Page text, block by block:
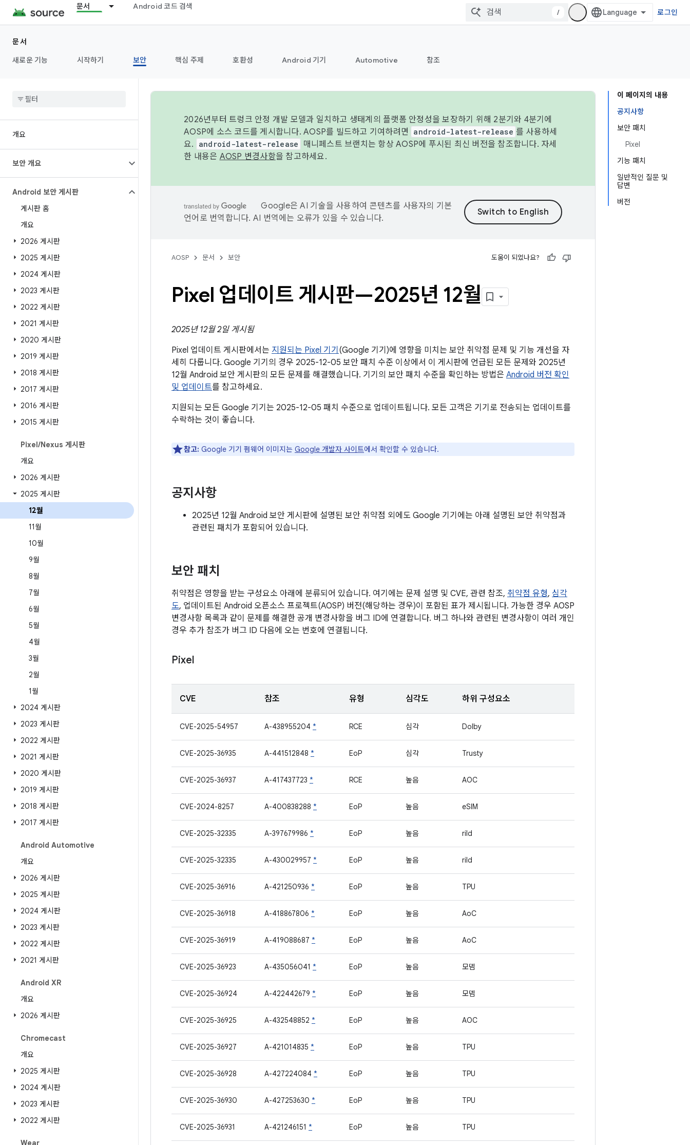
문서 Android 코드 검색
/ 로그인
문서
새로운 기능
시작하기 보안 핵심 주제 호환성 Android 기기 Automotive 참조
개요
보안 개요
Android 보안 게시판
게시판 홈
개요
2026 게시판
2025 게시판
2024 게시판
2023 게시판
2022 게시판
2021 게시판
2020 게시판
2019 게시판
2018 게시판
2017 게시판
2016 게시판
2015 게시판
Pixel/Nexus 게시판
개요
2026 게시판
2025 게시판
12월
11월
10월
9월
8월
7월
6월
5월
4월
3월
2월
1월
2024 게시판
2023 게시판
2022 게시판
2021 게시판
2020 게시판
2019 게시판
2018 게시판
2017 게시판
Android Automotive
개요
2026 게시판
2025 게시판
2024 게시판
2023 게시판
2022 게시판
2021 게시판
Android XR
개요
2026 게시판
Chromecast
개요
2025 게시판
2024 게시판
2023 게시판
2022 게시판
Wear
이 페이지의 내용
공지사항
보안 패치
Pixel
기능 패치
일반적인 질문 및
답변
버전
2026년부터 트렁크 안정 개발 모델과 일치하고 생태계의 플랫폼 안정성을 보장하기 위해 2분기와 4분기에
AOSP에 소스 코드를 게시합니다. AOSP를 빌드하고 기여하려면
android-latest-release 를 사용하세
요.
android-latest-release
매니페스트 브랜치는 항상 AOSP에 푸시된 최신 버전을 참조합니다. 자세
한 내용은 AOSP 변경사항을 참고하세요.
Google은 AI 기술을 사용하여 콘텐츠를 사용자의 기본
언어로 번역합니다. AI 번역에는 오류가 있을 수 있습니다.
AOSP 문서 보안 도움이 되었나요?
Pixel 업데이트 게시판—2025년 12월
2025년 12월 2일 게시됨
Pixel 업데이트 게시판에서는 지원되는 Pixel 기기 (Google 기기)에 영향을 미치는 보안 취약점 문제 및 기능 개선을 자
세히 다룹니다. Google 기기의 경우 2025-12-05 보안 패치 수준 이상에서 이 게시판에 언급된 모든 문제와 2025년
12월 Android 보안 게시판의 모든 문제를 해결했습니다. 기기의 보안 패치 수준을 확인하는 방법은 Android 버전 확인
및 업데이트를 참고하세요.
지원되는 모든 Google 기기는 2025-12-05 패치 수준으로 업데이트됩니다. 모든 고객은 기기로 전송되는 업데이트를
수락하는 것이 좋습니다.
참고: Google 기기 펌웨어 이미지는 Google 개발자 사이트에서 확인할 수 있습니다.
공지사항
2025년 12월 Android 보안 게시판에 설명된 보안 취약점 외에도 Google 기기에는 아래 설명된 보안 취약점과
관련된 패치가 포함되어 있습니다.
보안 패치
취약점은 영향을 받는 구성요소 아래에 분류되어 있습니다. 여기에는 문제 설명 및 CVE, 관련 참조, 취약점 유형, 심각
도, 업데이트된 Android 오픈소스 프로젝트(AOSP) 버전(해당하는 경우)이 포함된 표가 제시됩니다. 가능한 경우 AOSP
변경사항 목록과 같이 문제를 해결한 공개 변경사항을 버그 ID에 연결합니다. 버그 하나와 관련된 변경사항이 여러 개인
경우 추가 참조가 버그 ID 다음에 오는 번호에 연결됩니다.
Pixel
CVE 참조 유형 심각도 하위 구성요소
CVE-2025-54957 A-438955204 * RCE 심각 Dolby
CVE-2025-36935 A-441512848 * EoP 심각 Trusty
CVE-2025-36937 A-417437723 * RCE 높음 AOC
CVE-2024-8257 A-400838288 * EoP 높음 eSIM
CVE-2025-32335 A-397679986 * EoP 높음 rild
CVE-2025-32335 A-430029957 * EoP 높음 rild
CVE-2025-36916 A-421250936 * EoP 높음 TPU
CVE-2025-36918 A-418867806 * EoP 높음 AoC
CVE-2025-36919 A-419088687 * EoP 높음 AoC
CVE-2025-36923 A-435056041 * EoP 높음 모뎀
CVE-2025-36924 A-422442679 * EoP 높음 모뎀
CVE-2025-36925 A-432548852 * EoP 높음 AOC
CVE-2025-36927 A-421014835 * EoP 높음 TPU
CVE-2025-36928 A-427224084 * EoP 높음 TPU
CVE-2025-36930 A-427253630 * EoP 높음 TPU
CVE-2025-36931 A-421246151 * EoP 높음 TPU